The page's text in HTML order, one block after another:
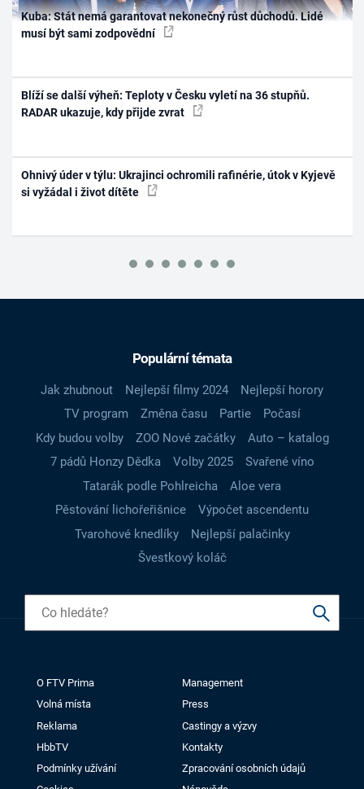
Kuba: Stát nemá garantovat nekonečný růst důchodů. Lidé
musí být sami zodpovědní
Blíží se další výheň: Teploty v Česku vyletí na 36 stupňů.
RADAR ukazuje, kdy přijde zvrat
Ohnivý úder v týlu: Ukrajinci ochromili rafinérie, útok v Kyjevě
si vyžádal i život dítěte
Populární témata
Jak zhubnout Nejlepší filmy 2024
Nejlepší horory
TV program
Změna času Partie
Počasí
Kdy budou volby
ZOO Nové začátky
Auto – katalog
7 pádů Honzy Dědka
Volby 2025
Svařené víno
Tatarák podle Pohlreicha
Aloe vera
Pěstování lichořeřišnice
Výpočet ascendentu
Tvarohové knedlíky
Nejlepší palačinky
Švestkový koláč
O FTV Prima
Management
Volná místa
Press
Reklama
Castingy a výzvy
HbbTV
Kontakty
Podmínky užívání
Zpracování osobních údajů